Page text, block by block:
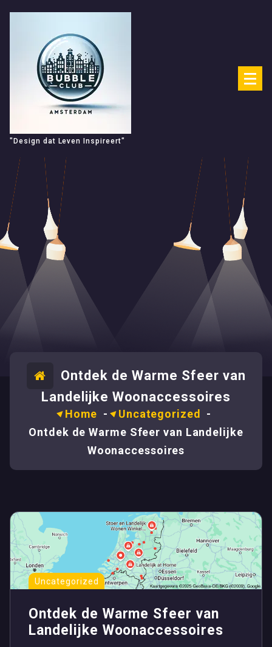
"Design dat Leven Inspireert"
Ontdek de Warme Sfeer van
Landelijke Woonaccessoires
Home - Uncategorized -
Ontdek de Warme Sfeer van Landelijke
Woonaccessoires
Uncategorized
Ontdek de Warme Sfeer van
Landelijke Woonaccessoires